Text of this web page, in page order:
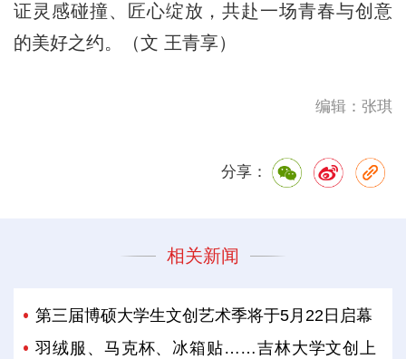
证灵感碰撞、匠心绽放，共赴一场青春与创意
的美好之约。（文 王青享）
编辑：张琪
分享：
相关新闻
第三届博硕大学生文创艺术季将于5月22日启幕
羽绒服、马克杯、冰箱贴……吉林大学文创上